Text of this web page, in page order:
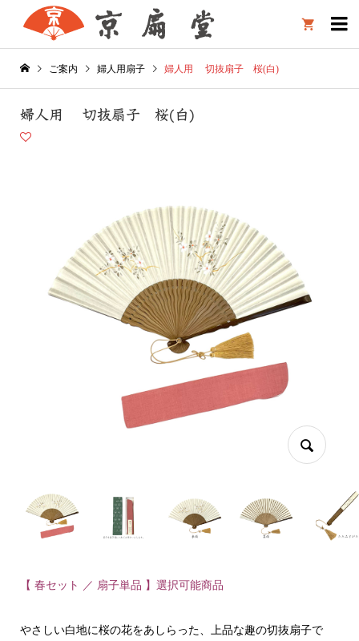

ご案内 婦人用扇子 婦人用 切抜扇子 桜(白)
婦人用 切抜扇子 桜(白)
【 春セット ／ 扇子単品 】選択可能商品
やさしい白地に桜の花をあしらった、上品な趣の切抜扇子で